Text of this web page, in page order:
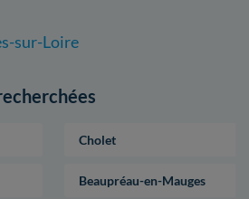
sur-Loire
Cholet
Beaupréau-en-Mauges